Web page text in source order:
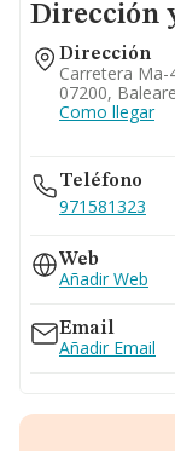
Dirección
Dirección
Carretera Ma-
07200,
Como llegar
Teléfono
971581323
Web
Añadir Web
Email
Añadir Email